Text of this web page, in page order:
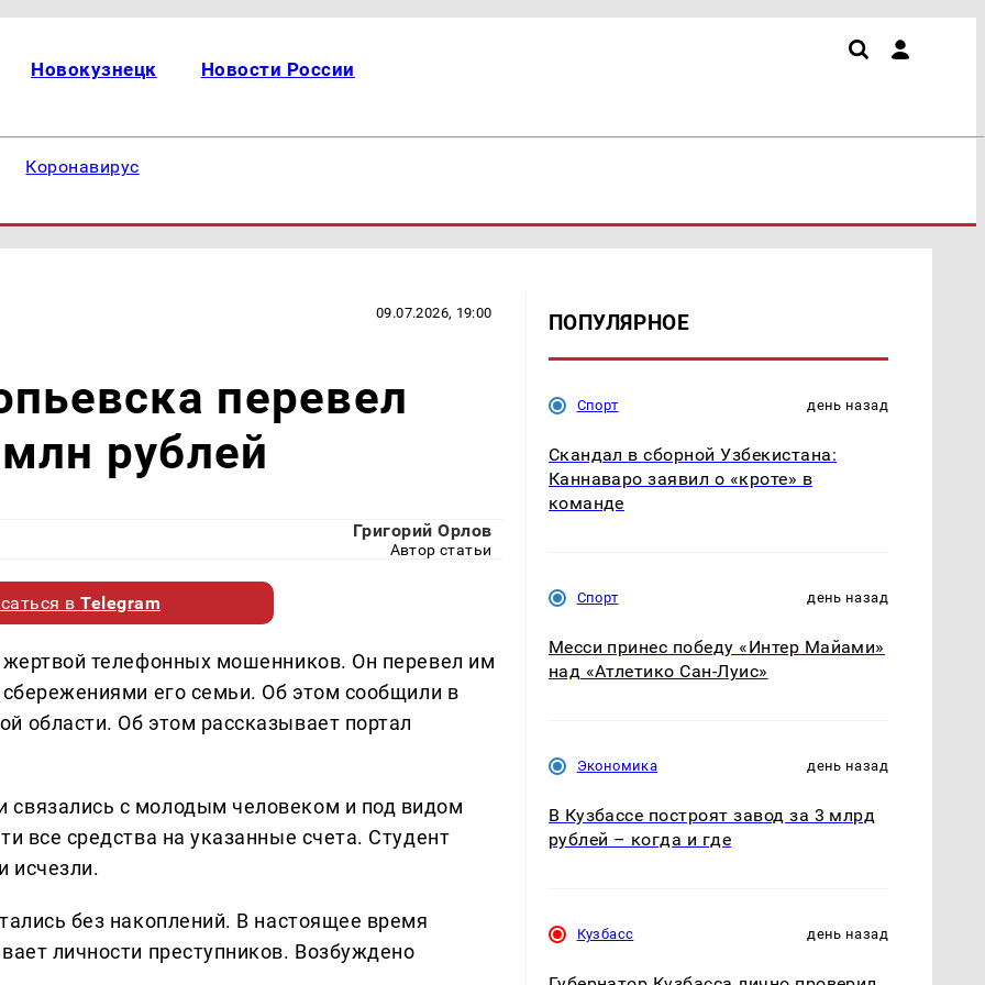
Новокузнецк Новости России
Коронавирус
09.07.2026, 19:00
перевел
рублей
Григорий Орлов
Автор статьи
вTelegram
жертвой телефонных мошенников. Он перевел им
его семьи. Об этом сообщили в
области. Об этом рассказывает портал
с молодым человеком и под видом
все средства на указанные счета. Студент
исчезли.
без накоплений. В настоящее время
личности преступников. Возбуждено
ПОПУЛЯРНОЕ
Спорт день назад
Скандал в сборной Узбекистана:
Каннаваро заявил о «кроте» в
команде
Спорт день назад
Месси принес победу «Интер Майами»
над «Атлетико Сан-Луис»
Экономика день назад
В Кузбассе построят завод за 3 млрд
рублей – когда и где
Кузбасс день назад